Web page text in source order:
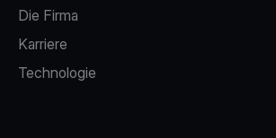
Die Firma
Karriere
Technologie